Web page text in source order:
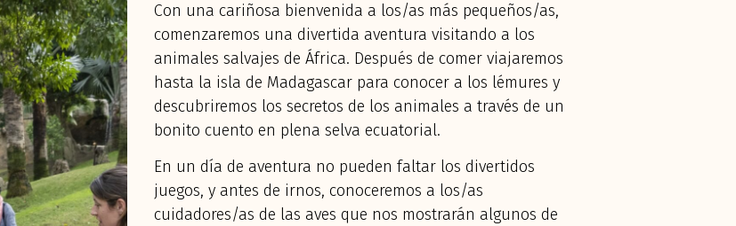
Con una cariñosa bienvenida a los/as más pequeños/as,
comenzaremos una divertida aventura visitando a los
animales salvajes de África. Después de comer viajaremos
hasta la isla de Madagascar para conocer a los lémures y
descubriremos los secretos de los animales a través de un
bonito cuento en plena selva ecuatorial.
En un día de aventura no pueden faltar los divertidos
juegos, y antes de irnos, conoceremos a los/as
cuidadores/as de las aves que nos mostrarán algunos de